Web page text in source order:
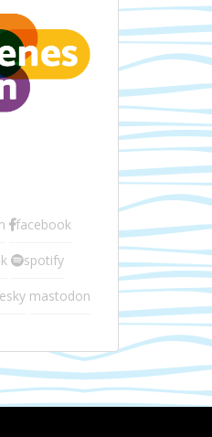
facebook
spotify
mastodon